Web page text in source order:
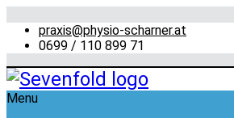
praxis@physio-scharner.at
0699 / 110 899 71
Menu